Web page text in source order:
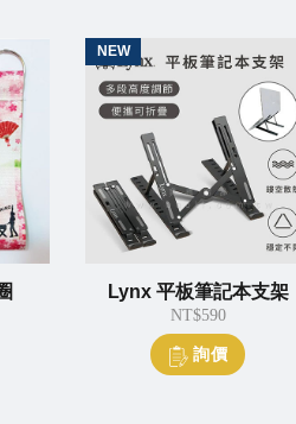
Lynx 平板筆記本支架
NT$590
詢價